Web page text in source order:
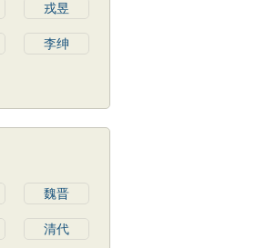
戎昱
李绅
魏晋
清代